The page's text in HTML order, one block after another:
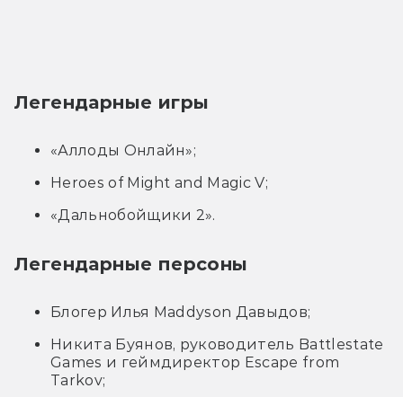
Легендарные игры
«Аллоды Онлайн»;
Heroes of Might and Magic V;
«Дальнобойщики 2».
Легендарные персоны
Блогер Илья Maddyson Давыдов;
Никита Буянов, руководитель Battlestate
Games и геймдиректор Escape from
Tarkov;